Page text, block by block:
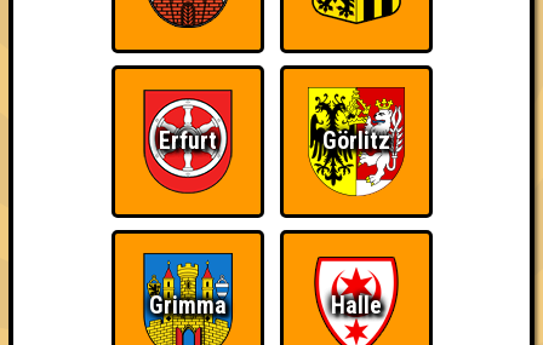
Errungenschaften
Kleiner Hinweis: bei uns sind Teams, die in einem Stechen
verlieren, trotzdem auf dem 1. Platz - den haben sie sich
schließlich verdient! Entsprechend gibt es für diese auch
Errungenschaften für den 1. Platz.
Schon wieder zum
Wiederzehn macht
Quizveteran
Erfurt Görlitz
Grimma Halle